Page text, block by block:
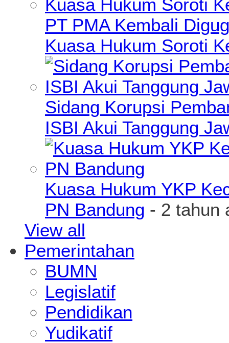
PT PMA Kembali
Kuasa Hukum Soroti
Sidang Korupsi
ISBI Akui Tanggung
Kuasa Hukum YKP
PN Bandung - 2 tahun
View all
Pemerintahan
BUMN
Legislatif
Pendidikan
Yudikatif